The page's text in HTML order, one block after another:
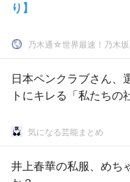
り】
日本ペンクラブさん、
トにキレる「私たちの
気になる芸能まとめ
井上春華の私服、めち